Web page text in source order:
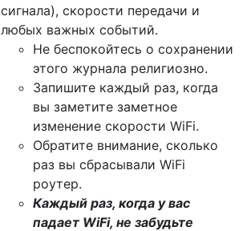
сигнала), скорости передачи и
любых важных событий.
Не беспокойтесь о сохранении
этого журнала религиозно.
Запишите каждый раз, когда
вы заметите заметное
изменение скорости WiFi.
Обратите внимание, сколько
раз вы сбрасывали WiFi
роутер.
Каждый раз, когда у вас
падает WiFi, не забудьте